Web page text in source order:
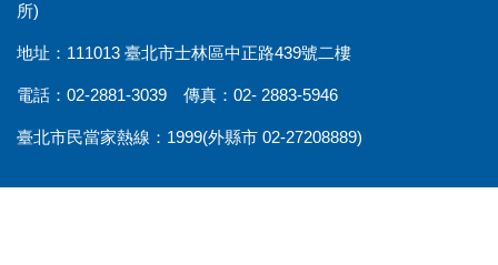
所)
地址：111013 臺北市士林區中正路439號二樓
電話：02-2881-3039 傳真：02- 2883-5946
臺北市民當家熱線：1999(外縣市 02-27208889)